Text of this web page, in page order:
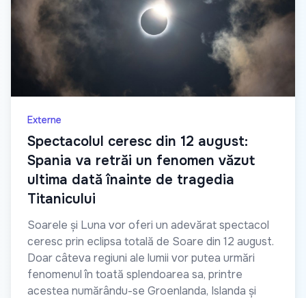
Externe
Spectacolul ceresc din 12 august:
Spania va retrăi un fenomen văzut
ultima dată înainte de tragedia
Titanicului
Soarele și Luna vor oferi un adevărat spectacol
ceresc prin eclipsa totală de Soare din 12 august.
Doar câteva regiuni ale lumii vor putea urmări
fenomenul în toată splendoarea sa, printre
acestea numărându-se Groenlanda, Islanda și